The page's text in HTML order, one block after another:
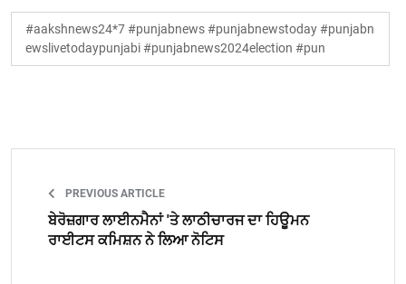
#aakshnews24*7 #punjabnews #punjabnewstoday #punjabn
ewslivetodaypunjabi #punjabnews2024election #pun
PREVIOUS ARTICLE
ਬੇਰੋਜ਼ਗਾਰ ਲਾਈਨਮੈਨਾਂ 'ਤੇ ਲਾਠੀਚਾਰਜ ਦਾ ਹਿਊਮਨ
ਰਾਈਟਸ ਕਮਿਸ਼ਨ ਨੇ ਲਿਆ ਨੋਟਿਸ